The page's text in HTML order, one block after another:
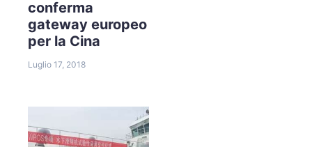
conferma
gateway europeo
per la Cina
Luglio 17, 2018